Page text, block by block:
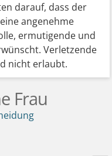
darauf, dass der
angenehme
ermutigende und
Verletzende
nicht erlaubt.
Frau